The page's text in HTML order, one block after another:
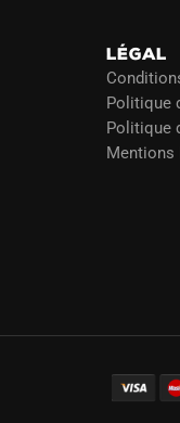
LÉGAL
Politique
Politique
Mentions